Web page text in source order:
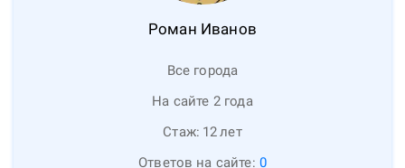
Роман Иванов
Все города
На сайте 2 года
Стаж: 12лет
Ответов на сайте: 0